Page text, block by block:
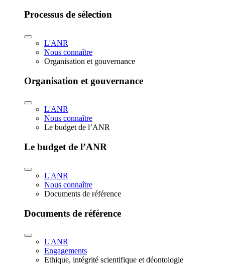
Processus de sélection
L'ANR
Nous connaître
Organisation et gouvernance
Organisation et gouvernance
L'ANR
Nous connaître
Le budget de l’ANR
Le budget de l’ANR
L'ANR
Nous connaître
Documents de référence
Documents de référence
L'ANR
Engagements
Ethique, intégrité scientifique et déontologie